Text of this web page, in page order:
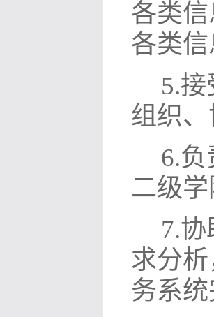
各类
各类
5.
组织
6.
二级
7.
求分
务系